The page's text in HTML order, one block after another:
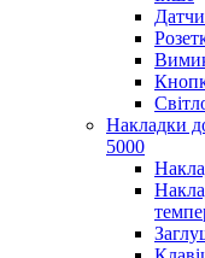
Накладки
5000